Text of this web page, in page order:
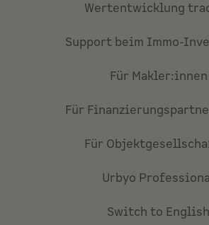
Wertentwicklung
Support beim Immo-
Für Makler:innen
Für
Für
Urbyo
Switch to English